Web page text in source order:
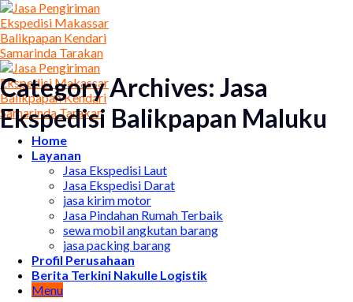
Skip
to
content
Home
Layanan
Jasa Ekspedisi Laut
Jasa Ekspedisi Darat
jasa kirim motor
Jasa Pindahan Rumah Terbaik
sewa mobil angkutan barang
jasa packing barang
Profil Perusahaan
Berita Terkini Nakulle Logistik
Menu
Category Archives: Jasa
Ekspedisi Balikpapan Maluku